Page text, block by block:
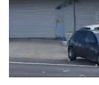
TECH
JETA
SPORTI